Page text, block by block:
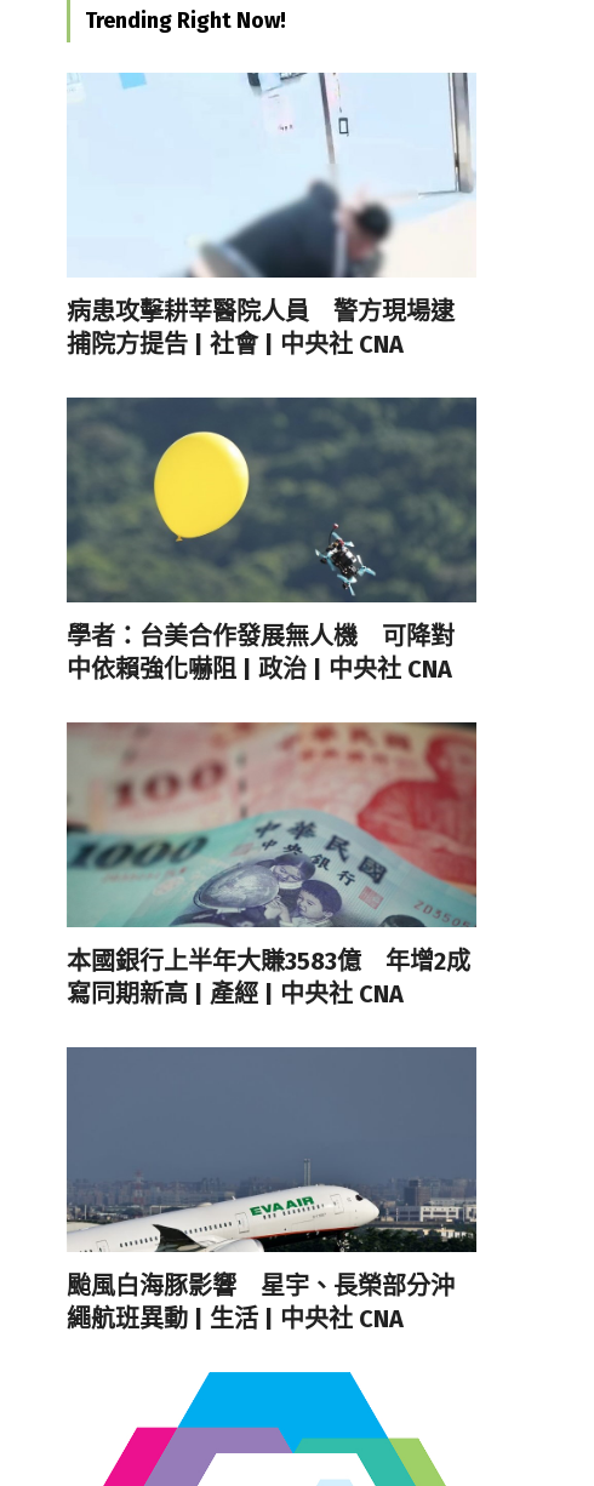
Trending Right Now!
病患攻擊耕莘醫院人員 警方現場逮
捕院方提告 | 社會 | 中央社 CNA
學者：台美合作發展無人機 可降對
中依賴強化嚇阻 | 政治 | 中央社 CNA
本國銀行上半年大賺3583億 年增2成
寫同期新高 | 產經 | 中央社 CNA
颱風白海豚影響 星宇、長榮部分沖
繩航班異動 | 生活 | 中央社 CNA